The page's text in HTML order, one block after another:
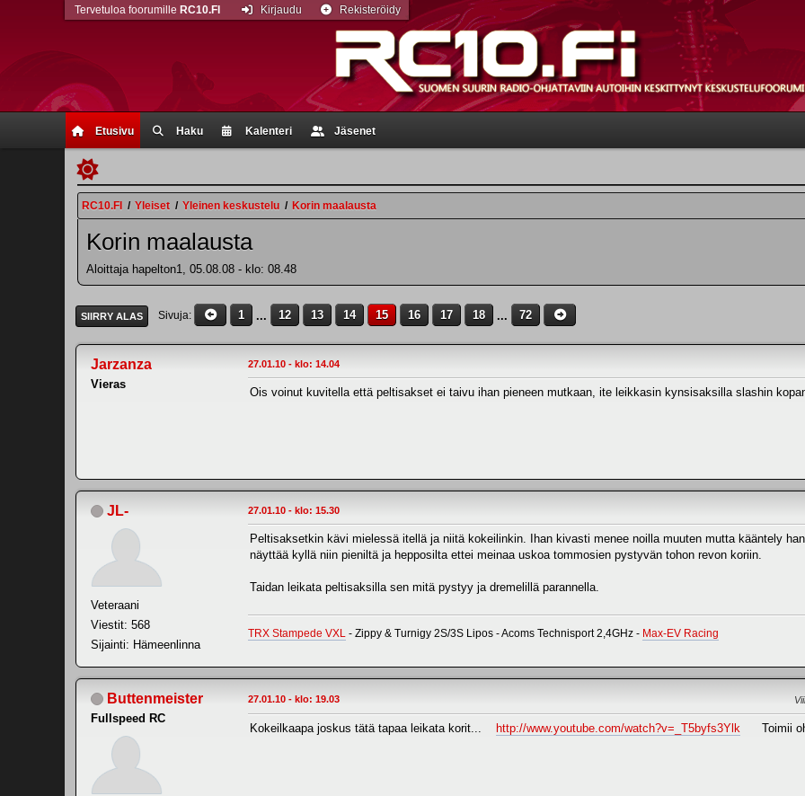
Etusivu Haku Kalenteri Jäsenet
Tervetuloa foorumille RC10.FI Kirjaudu Rekisteröidy
RC10.FI / Yleiset / Yleinen keskustelu / Korin maalausta
Korin maalausta
Aloittaja hapelton1, 05.08.08 - klo: 08.48
SIIRRY ALAS Sivuja 1 ... 12 13 14 15 16 17 18 ... 72
Jarzanza
Vieras
27.01.10 - klo: 14.04
Ois voinut kuvitella että peltisakset ei taivu ihan pieneen mutkaan, ite leikkasin kynsisaksilla slashin
JL-
Veteraani
Viestit: 568
Sijainti: Hämeenlinna
27.01.10 - klo: 15.30
Peltisaksetkin kävi mielessä itellä ja niitä kokeilinkin. Ihan kivasti menee noilla muuten mutta kääntely
näyttää kyllä niin pieniltä ja hepposilta ettei meinaa uskoa tommosien pystyvän tohon revon koriin.
Taidan leikata peltisaksilla sen mitä pystyy ja dremelillä parannella.
TRX Stampede VXL - Zippy & Turnigy 2S/3S Lipos - Acoms Technisport 2,4GHz - Max-EV Racing
Buttenmeister
Fullspeed RC
27.01.10 - klo: 19.03
Kokeilkaapa joskus tätä tapaa leikata korit... http://www.youtube.com/watch?v=_T5byfs3Ylk Toimii